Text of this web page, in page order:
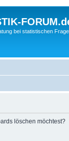
bei statistischen
löschen möchtest?